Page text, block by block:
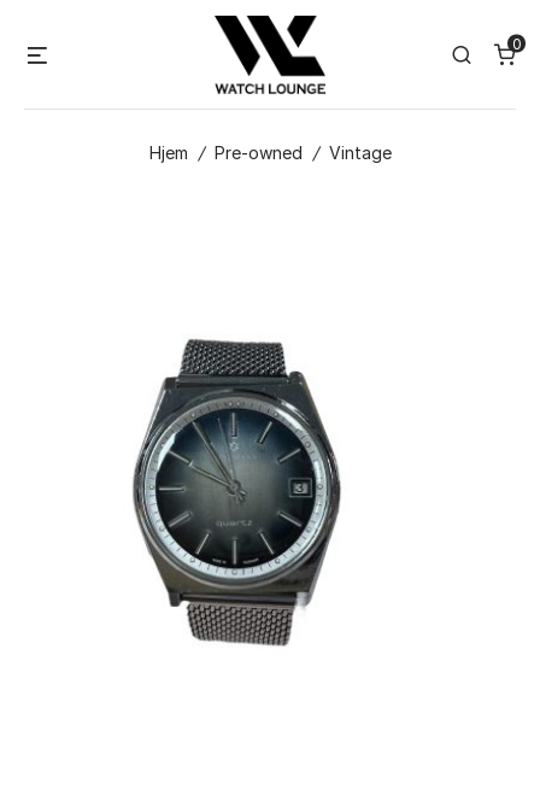
Search
0
Hjem / Pre-owned / Vintage